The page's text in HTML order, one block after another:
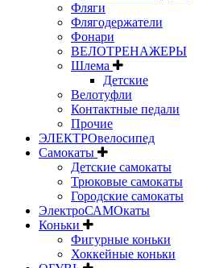
Фляги
Флягодержатели
Фонари
ВЕЛОТРЕНАЖЕРЫ
Шлема
Детские
Велотуфли
Контактные педали
Прочие
ЭЛЕКТРОвелосипед
Самокаты
Детские самокаты
Трюковые самокаты
Городские самокаты
ЭлектроСАМОкаты
Коньки
Фигурные коньки
Хоккейные коньки